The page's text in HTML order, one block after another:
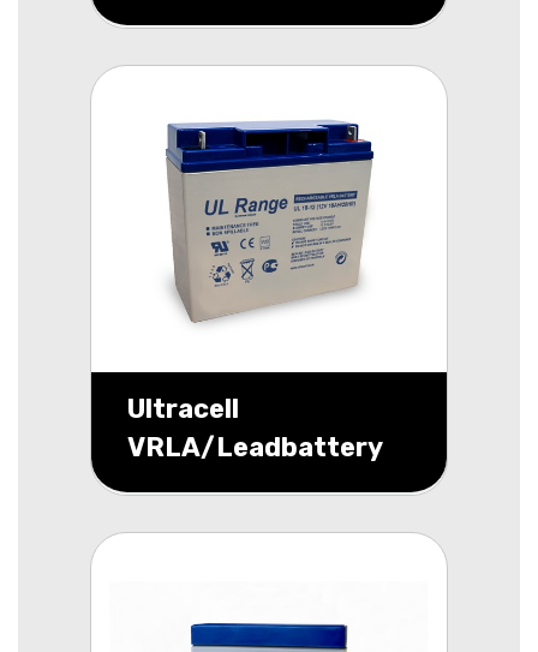
UL 12v 65000mAh
Ultracell
VRLA/Leadbattery
UL 12v 18000mAh